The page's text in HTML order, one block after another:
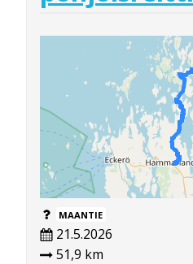
MAANTIE
21.5.2026
51,9 km